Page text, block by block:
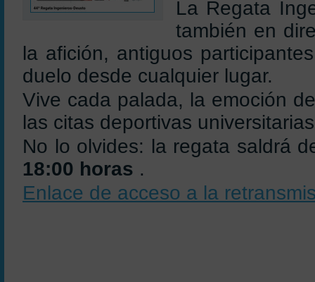
La Regata
también en
la afición, antiguos
duelo desde cualquier lugar.
Vive cada palada, la emoción
las citas deportivas
No lo olvides: la regata saldrá
18:00 horas .
Enlace de acceso a la